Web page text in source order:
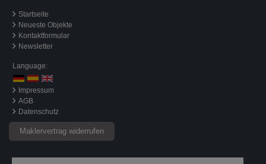
Startseite
Neueste Objekte
Kontaktformular
Newsletter
Language:
Impressum
AGB
Datenschutz
Maklervertrag widerrufen